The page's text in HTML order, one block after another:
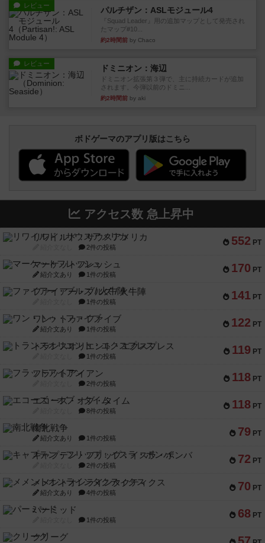
レビュー パルチザン：ASLモジュール4
『Squad Leader』用の追加マップとして発売され
たマップ#10...
約2時間前 by Chaco
レビュー ドミニオン：海辺
ドミニオン拡張第３弾で、主に持続カードが追加
されます。今弾以前のドミニ...
約2時間前 by aki
ボドゲーマのアプリ版はこちら
アクセス数 急上昇中
552 PT
リワイルド：サウスアメリカ
2件の投稿
170 PT
マーケットフレッシュ
紹介文あり 1件の投稿
141 PT
ファイアー・ブルズ / 火牛陣
1件の投稿
122 PT
ワン・トゥ・ファイブ
紹介文あり 1件の投稿
119 PT
トランスオリエント・エクスプレス
1件の投稿
118 PT
フラットアイアン
2件の投稿
118 PT
エコーズ・オブ・タイム
8件の投稿
79 PT
南北戦争
紹介文あり 1件の投稿
72 PT
キャプテン・フリップ：イスラ・ボンバ
2件の投稿
70 PT
メメントオンラインタクティクス
紹介文あり 4件の投稿
68 PT
パーミッド
1件の投稿
クリーグ